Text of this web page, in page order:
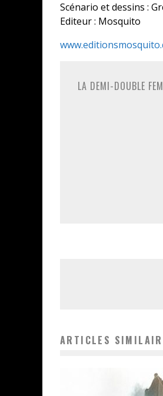
Scénario et dessins :
Editeur : Mosquito
LA DEMI-DOUBLE
ARTICLES